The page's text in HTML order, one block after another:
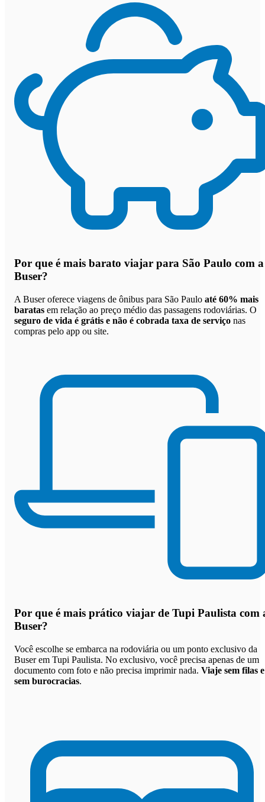
Por que é mais barato viajar para São Paulo com a
Buser?
A Buser oferece viagens de ônibus para São Paulo até 60% mais
baratas em relação ao preço médio das passagens rodoviárias. O
seguro de vida é grátis e não é cobrada taxa de serviço nas
compras pelo app ou site.
Por que é mais prático viajar de Tupi Paulista com
Buser?
Você escolhe se embarca na rodoviária ou um ponto exclusivo da
Buser em Tupi Paulista. No exclusivo, você precisa apenas de um
documento com foto e não precisa imprimir nada. Viaje sem filas e
sem burocracias.